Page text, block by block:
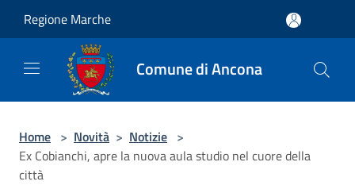
Regione Marche
Comune di Ancona
Home > Novità > Notizie >
Ex Cobianchi, apre la nuova aula studio nel cuore della
città